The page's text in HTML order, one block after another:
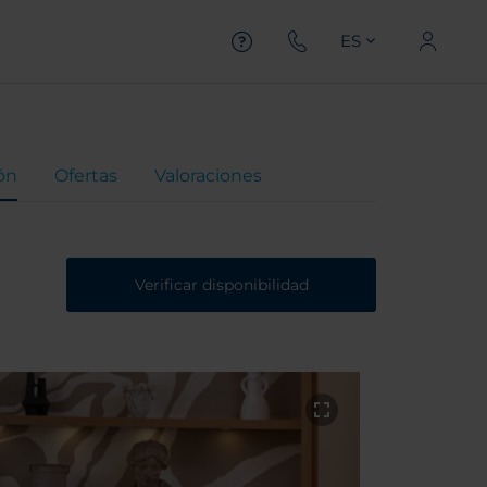
ES
Ofertas Valoraciones
Verificar disponibilidad